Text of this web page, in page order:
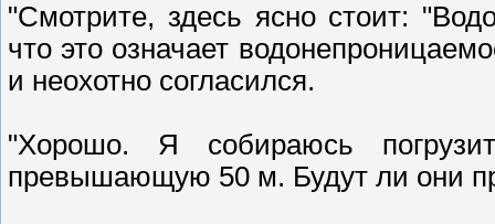
"Смотрите, здесь ясно стоит:
что это означает
и неохотно согласился.
"Хорошо. Я собираюсь
превышающую 50 м. Будут ли они